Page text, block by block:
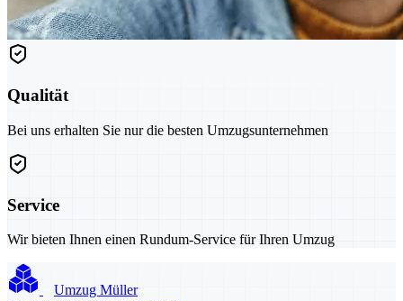
Qualität
Bei uns erhalten Sie nur die besten Umzugsunternehmen
Service
Wir bieten Ihnen einen Rundum-Service für Ihren Umzug
Umzug Müller